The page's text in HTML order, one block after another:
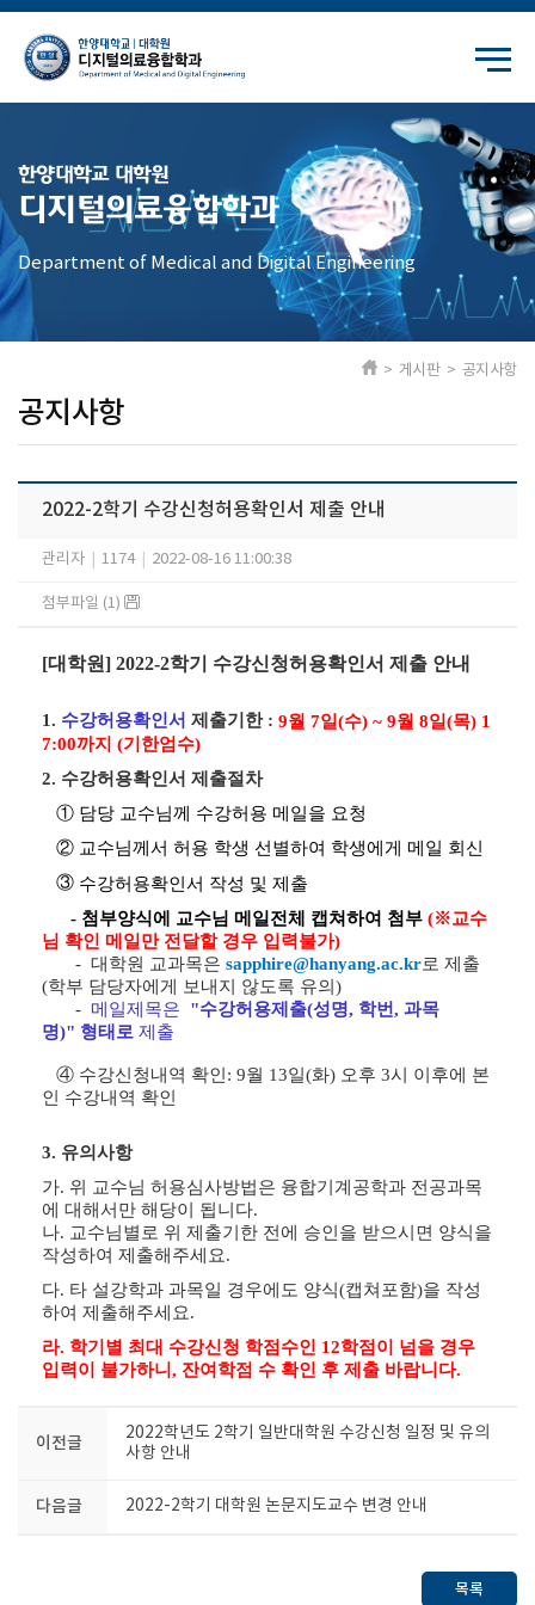
한양대학교 대학원
디지털의료융합학과
Department of Medical and Digital Engineering
공지사항
> 게시판 > 공지사항
2022-2학기 수강신청허용확인서 제출 안내
관리자 1174 2022-08-16 11:00:38
첨부파일 (1)
[대학원] 2022-2학기 수강신청허용확인서 제출 안내
1. 수강허용확인서 제출기한 : 9월 7일(수) ~ 9월 8일(목) 1
7:00까지 (기한엄수)
2. 수강허용확인서 제출절차
① 담당 교수님께 수강허용 메일을 요청
② 교수님께서 허용 학생 선별하여 학생에게 메일 회신
③ 수강허용확인서 작성 및 제출
- 첨부양식에 교수님 메일전체 캡쳐하여 첨부 (※교수
님 확인 메일만 전달할 경우 입력불가)
- 대학원 교과목은 sapphire@hanyang.ac.kr로 제출
(학부 담당자에게 보내지 않도록 유의)
- 메일제목은 "수강허용제출(성명, 학번, 과목
명)" 형태로 제출
④ 수강신청내역 확인: 9월 13일(화) 오후 3시 이후에 본
인 수강내역 확인
3. 유의사항
가. 위 교수님 허용심사방법은 융합기계공학과 전공과목
에 대해서만 해당이 됩니다.
나. 교수님별로 위 제출기한 전에 승인을 받으시면 양식을
작성하여 제출해주세요.
다. 타 설강학과 과목일 경우에도 양식(캡쳐포함)을 작성
하여 제출해주세요.
라. 학기별 최대 수강신청 학점수인 12학점이 넘을 경우
입력이 불가하니, 잔여학점 수 확인 후 제출 바랍니다.
이전글
2022학년도 2학기 일반대학원 수강신청 일정 및 유의
사항 안내
다음글 2022-2학기 대학원 논문지도교수 변경 안내
목록